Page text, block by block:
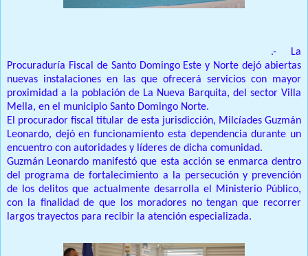
.- La
Procuraduría Fiscal de Santo Domingo Este y Norte dejó abiertas
nuevas instalaciones en las que ofrecerá servicios con mayor
proximidad a la población de La Nueva Barquita, del sector Villa
Mella, en el municipio Santo Domingo Norte.
El procurador fiscal titular de esta jurisdicción, Milcíades Guzmán
Leonardo, dejó en funcionamiento esta dependencia durante un
encuentro con autoridades y líderes de dicha comunidad.
Guzmán Leonardo manifestó que esta acción se enmarca dentro
del programa de fortalecimiento a la persecución y prevención
de los delitos que actualmente desarrolla el Ministerio Público,
con la finalidad de que los moradores no tengan que recorrer
largos trayectos para recibir la atención especializada.